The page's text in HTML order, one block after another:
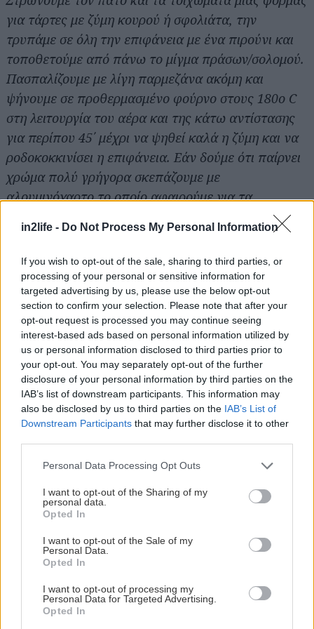
in2life - Do Not Process My Personal Information
If you wish to opt-out of the sale, sharing to third parties, or
processing of your personal or sensitive information for
targeted advertising by us, please use the below opt-out
section to confirm your selection. Please note that after your
opt-out request is processed you may continue seeing
interest-based ads based on personal information utilized by
us or personal information disclosed to third parties prior to
your opt-out. You may separately opt-out of the further
disclosure of your personal information by third parties on the
IAB’s list of downstream participants. This information may
also be disclosed by us to third parties on the IAB’s List of
Downstream Participants that may further disclose it to other
Please note that this website/app uses one or more Google
not limited to your visit or usage behaviour. You may click to
grant or deny consent to Google and its third-party tags to
use your data for below specified purposes in below Google
consent section.
Personal Data Processing Opt Outs
I want to opt-out of the Sharing of my
personal data.
Opted In
I want to opt-out of the Sale of my
Personal Data.
Opted In
I want to opt-out of processing my
Personal Data for Targeted Advertising.
Opted In
για τάρτες με ζύμη κουρού ή σφολιάτα, την
τρυπάμε σε όλη την επιφάνεια με ένα πιρούνι και
τοποθετούμε από πάνω το μίγμα πράσων/σολομού.
Πασπαλίζουμε με λίγη παρμεζάνα ακόμη και
ψήνουμε σε προθερμασμένο φούρνο στους 180ο C
στη λειτουργία του αέρα και της κάτω αντίστασης
για περίπου 45΄ μέχρι να ψηθεί καλά η ζύμη και να
ροδοκοκκινίσει η επιφάνεια. Εάν δούμε ότι παίρνει
χρώμα πολύ γρήγορα σκεπάζουμε με
αλουμινόχαρτο το οποίο αφαιρούμε για τα
τελευταία 10΄-15΄ του ψησίματος. Αφήνουμε την
τάρτα να χλιάνει πριν την κόψουμε σε κομμάτια.